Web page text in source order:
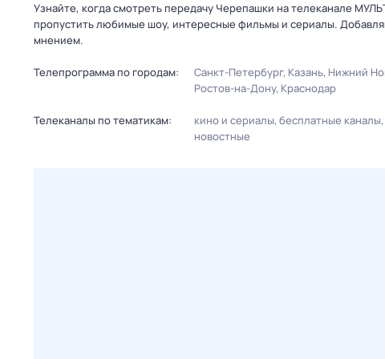
Узнайте, когда смотреть передачу Черепашки на телеканале
пропустить любимые шоу, интересные фильмы и сериалы.
мнением.
Телепрограмма по городам: Санкт-Петербург Казань Нижний
Ростов-на-Дону Краснодар
Телеканалы по тематикам: кино и сериалы бесплатные каналы
новостные